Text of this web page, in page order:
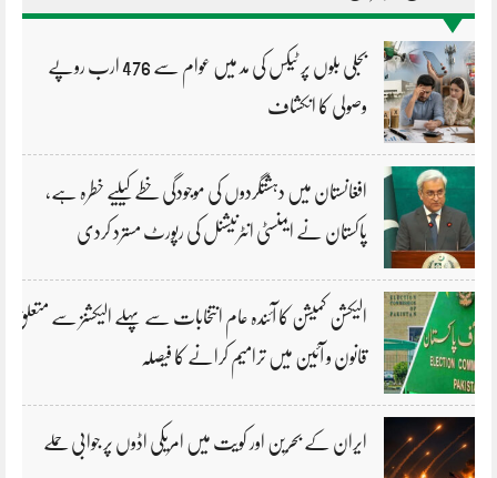
بجلی بلوں پر ٹیکس کی مد میں عوام سے 476 ارب روپے
وصولی کا انکشاف
افغانستان میں دہشتگردوں کی موجودگی خطے کیلیے خطرہ ہے،
پاکستان نے ایمنسٹی انٹرنیشنل کی رپورٹ مسترد کردی
الیکشن کمیشن کا آئندہ عام انتخابات سے پہلے الیکشنز سے متعلق
قانون و آئین میں ترامیم کرانے کا فیصلہ
ایران کے بحرین اور کویت میں امریکی اڈوں پر جوابی حملے